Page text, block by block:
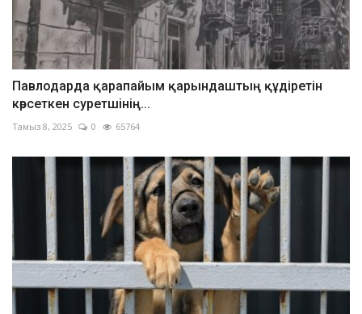
Павлодарда қарапайым қарындаштың құдіретін
көрсеткен суретшінің...
Тамыз 8, 2025 0 65764